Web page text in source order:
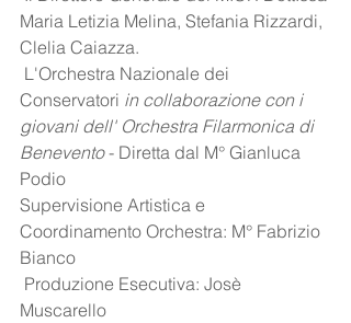
Maria Letizia Melina, Stefania Rizzardi,
Clelia Caiazza.
Conservatori in collaborazione con i
giovani dell' Orchestra Filarmonica di
Benevento - Diretta dal M° Gianluca
Podio
Supervisione Artistica e
Coordinamento Orchestra: M° Fabrizio
Bianco
Muscarello